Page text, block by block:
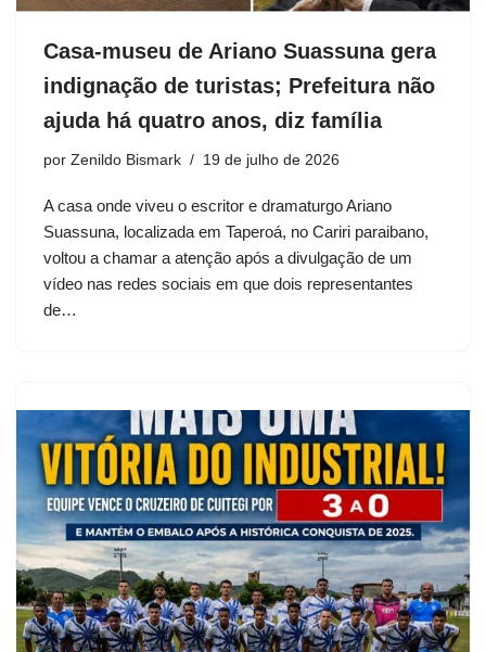
Casa-museu de Ariano Suassuna gera
indignação de turistas; Prefeitura não
ajuda há quatro anos, diz família
por Zenildo Bismark 19 de julho de 2026
A casa onde viveu o escritor e dramaturgo Ariano
Suassuna, localizada em Taperoá, no Cariri paraibano,
voltou a chamar a atenção após a divulgação de um
vídeo nas redes sociais em que dois representantes
de…